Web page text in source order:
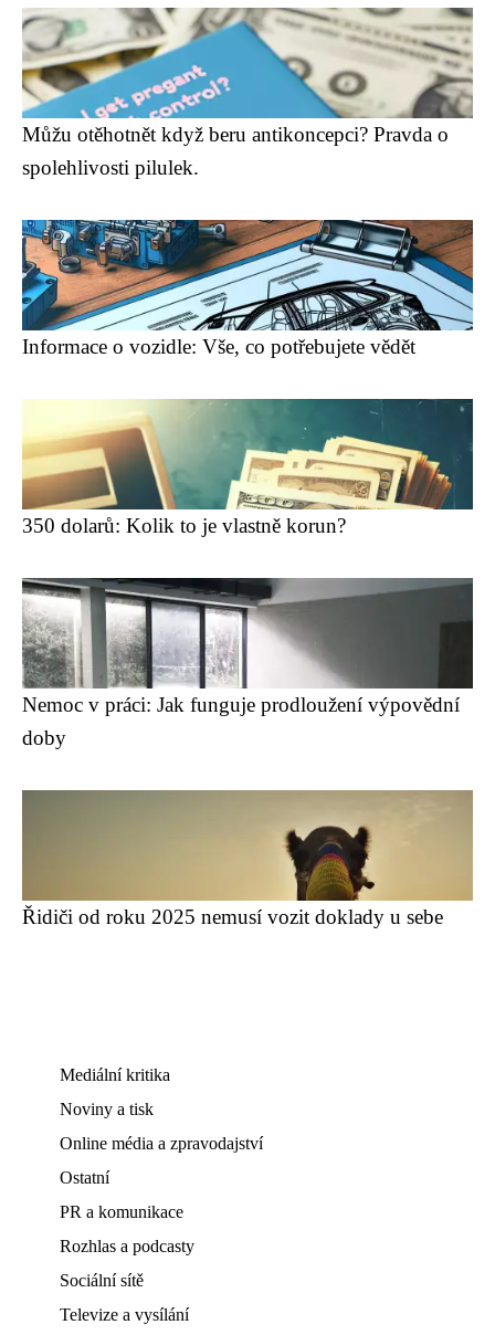
Můžu otěhotnět když beru antikoncepci? Pravda o
spolehlivosti pilulek.
Informace o vozidle: Vše, co potřebujete vědět
350 dolarů: Kolik to je vlastně korun?
Nemoc v práci: Jak funguje prodloužení výpovědní
doby
Řidiči od roku 2025 nemusí vozit doklady u sebe
Mediální kritika
Noviny a tisk
Online média a zpravodajství
Ostatní
PR a komunikace
Rozhlas a podcasty
Sociální sítě
Televize a vysílání